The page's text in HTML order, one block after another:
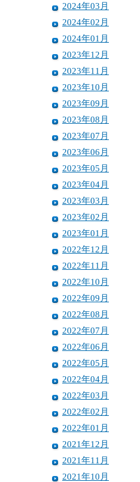
2024年03月
2024年02月
2024年01月
2023年12月
2023年11月
2023年10月
2023年09月
2023年08月
2023年07月
2023年06月
2023年05月
2023年04月
2023年03月
2023年02月
2023年01月
2022年12月
2022年11月
2022年10月
2022年09月
2022年08月
2022年07月
2022年06月
2022年05月
2022年04月
2022年03月
2022年02月
2022年01月
2021年12月
2021年11月
2021年10月